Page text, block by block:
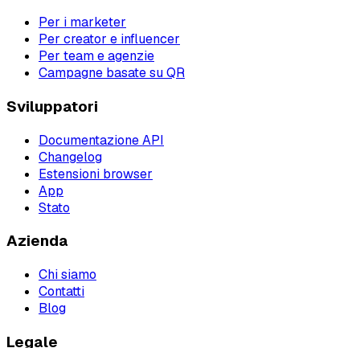
Per i marketer
Per creator e influencer
Per team e agenzie
Campagne basate su QR
Sviluppatori
Documentazione API
Changelog
Estensioni browser
App
Stato
Azienda
Chi siamo
Contatti
Blog
Legale